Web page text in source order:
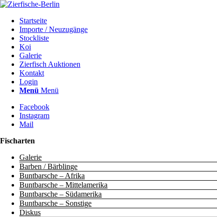
Startseite
Importe / Neuzugänge
Stockliste
Koi
Galerie
Zierfisch Auktionen
Kontakt
Login
Menü Menü
Facebook
Instagram
Mail
Fischarten
Galerie
Barben / Bärblinge
Buntbarsche – Afrika
Buntbarsche – Mittelamerika
Buntbarsche – Südamerika
Buntbarsche – Sonstige
Diskus